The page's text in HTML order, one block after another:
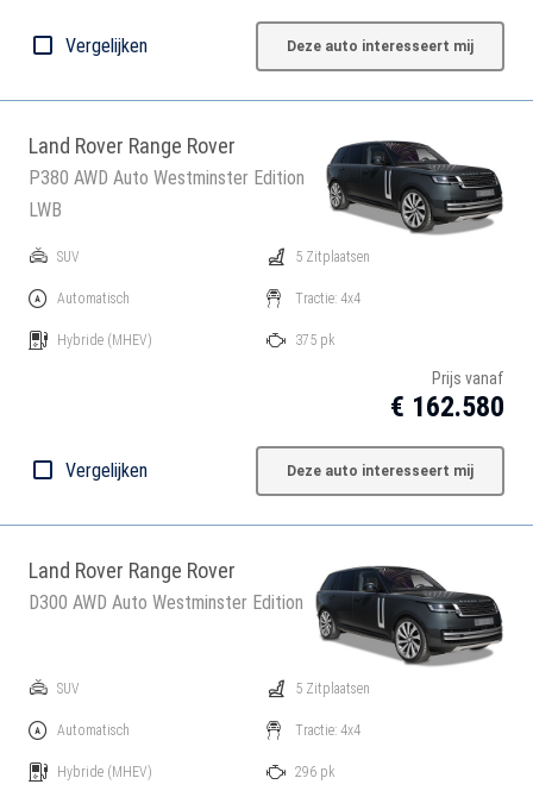
Vergelijken Deze auto interesseert mij
Land Rover Range Rover
P380 AWD Auto Westminster Edition
LWB
SUV
Automatisch
Hybride (MHEV)
5 Zitplaatsen
Tractie: 4x4
375 pk
Prijs vanaf
€ 162.580
Vergelijken Deze auto interesseert mij
Land Rover Range Rover
D300 AWD Auto Westminster Edition
SUV
Automatisch
Hybride (MHEV)
5 Zitplaatsen
Tractie: 4x4
296 pk